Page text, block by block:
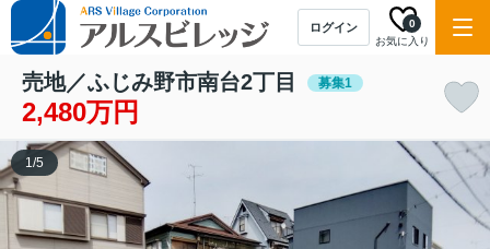
ログイン
お気に入り
0
売地／ふじみ野市南台2丁目 募集1
2,480万円
1/5